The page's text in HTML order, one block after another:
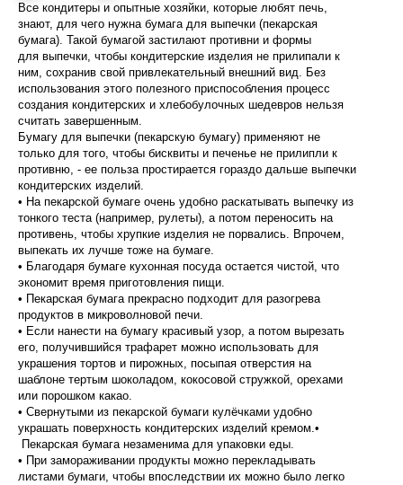
Все кондитеры и опытные хозяйки, которые любят печь,
знают, для чего нужна бумага для выпечки (пекарская
бумага). Такой бумагой застилают противни и формы
для выпечки, чтобы кондитерские изделия не прилипали к
ним, сохранив свой привлекательный внешний вид. Без
использования этого полезного приспособления процесс
создания кондитерских и хлебобулочных шедевров нельзя
считать завершенным.
Бумагу для выпечки (пекарскую бумагу) применяют не
только для того, чтобы бисквиты и печенье не прилипли к
противню, - ее польза простирается гораздо дальше выпечки
кондитерских изделий.
• На пекарской бумаге очень удобно раскатывать выпечку из
тонкого теста (например, рулеты), а потом переносить на
противень, чтобы хрупкие изделия не порвались. Впрочем,
выпекать их лучше тоже на бумаге.
• Благодаря бумаге кухонная посуда остается чистой, что
экономит время приготовления пищи.
• Пекарская бумага прекрасно подходит для разогрева
продуктов в микроволновой печи.
• Если нанести на бумагу красивый узор, а потом вырезать
его, получившийся трафарет можно использовать для
украшения тортов и пирожных, посыпая отверстия на
шаблоне тертым шоколадом, кокосовой стружкой, орехами
или порошком какао.
• Свернутыми из пекарской бумаги кулёчками удобно
украшать поверхность кондитерских изделий кремом.•
Пекарская бумага незаменима для упаковки еды.
• При замораживании продукты можно перекладывать
листами бумаги, чтобы впоследствии их можно было легко